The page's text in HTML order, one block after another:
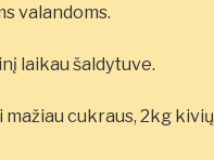
valandoms.
laikau šaldytuve.
cukraus, 2kg kivių